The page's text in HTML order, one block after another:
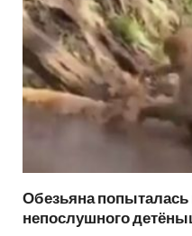
Обезьяна попыталась
непослушного